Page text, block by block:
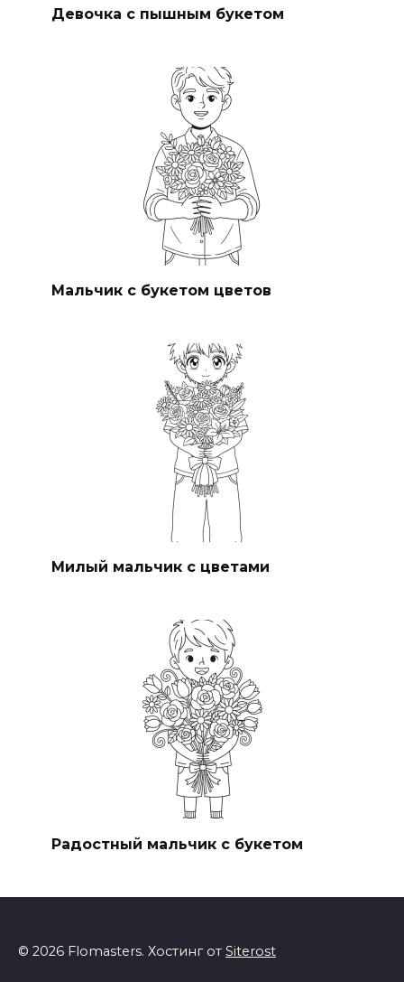
Девочка с пышным букетом
Мальчик с букетом цветов
Милый мальчик с цветами
Радостный мальчик с букетом
© 2026 Flomasters. Хостинг от Siterost